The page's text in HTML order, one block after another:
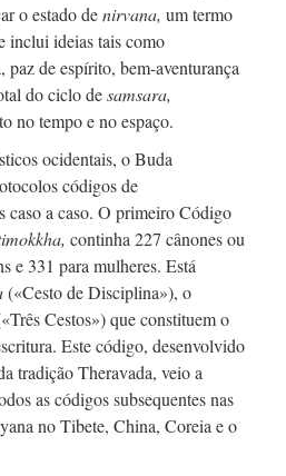
o estado denirvana, um termo
inclui ideias tais como
paz de espírito, bem-aventurança
do ciclo desamsara,
no tempo e no espaço.
ocidentais, o Buda
códigos de
caso a caso. O primeiro Código
continha 227 cânonesou
e 331 para mulheres. Está
(«Cesto de Disciplina»), o
Cestos») que constituem o
Este código, desenvolvido
tradição Theravada, veio a
as códigos subsequentes nas
no Tibete, China, Coreia e o